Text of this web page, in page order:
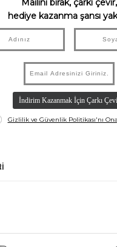
x 11 cm
Çelik, gıda ile temasa
önerilir. Mikrodalgada
edilmiştir.